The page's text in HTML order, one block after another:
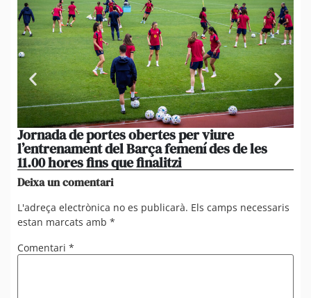
Jornada de portes obertes per viure
l’entrenament del Barça femení des de les
11.00 hores fins que finalitzi
Deixa un comentari
L'adreça electrònica no es publicarà. Els camps necessaris
estan marcats amb *
Comentari *